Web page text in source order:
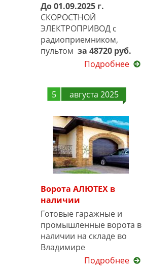
До 01.09.2025 г.
СКОРОСТНОЙ
ЭЛЕКТРОПРИВОД с
радиоприемником,
пультом за 48720 руб.
Подробнее
5 августа 2025
Ворота АЛЮТЕХ в
наличии
Готовые гаражные и
промышленные ворота в
наличии на складе во
Владимире
Подробнее